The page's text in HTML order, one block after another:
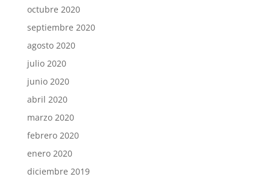
octubre 2020
septiembre 2020
agosto 2020
julio 2020
junio 2020
abril 2020
marzo 2020
febrero 2020
enero 2020
diciembre 2019